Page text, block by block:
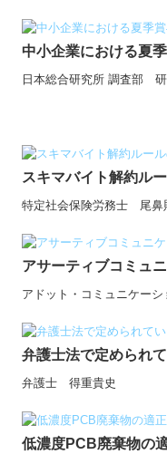
お問合せ
個人情報保護方針
中小企業における夏
日本総合研究所 調査部
スキマバイト解約ル
特定社会保険労務士 尾鼻
アサーティブコミュ
アドット・コミュニケー
弁護士法で定められ
弁護士 得重貴史
低濃度PCB廃棄物の